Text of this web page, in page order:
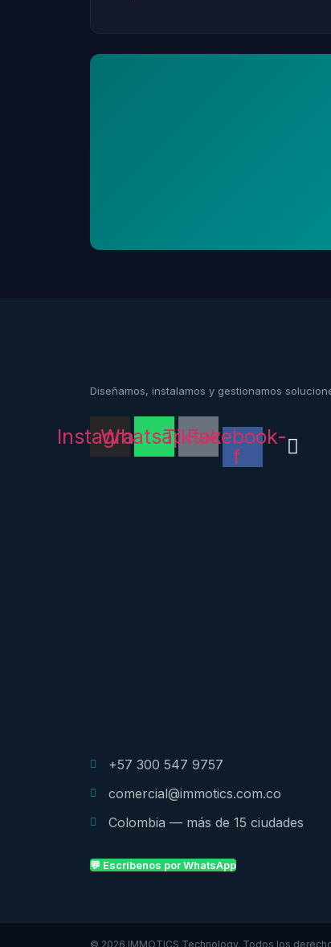
Diseñamos, instalamos y gestionamos
Instagram
Whatsapp
Tiktok
Facebook-
f
+57 300 547 9757
comercial@immotics.com.co
Colombia — más de 15 ciudades
💬 Escríbenos por WhatsApp
© 2026 IMMOTICS Technology. Todos los